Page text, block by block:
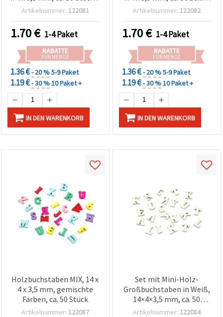
für Dekoration,
Projekte
Artikelnummer: 122081
1.70€ 1-4 Paket
RABATTE
FÜR MENGE
1.36 €- 20 %5-9 Paket
1.19 €- 30 %10 Paket +
IN DEN WARENKORB
für Deko, Basteln,
Kunstprojekte
Artikelnummer: 122082
1.70€ 1-4 Paket
RABATTE
FÜR MENGE
1.36 €- 20 %5-9 Paket
1.19 €- 30 %10 Paket +
IN DEN WARENKORB
Holzbuchstaben MIX, 14 x
4 x 3,5 mm, gemischte
Farben, ca. 50 Stück
Artikelnummer: 122087
Set mit Mini-Holz-
Großbuchstaben in Weiß,
14×4×3,5 mm, ca. 50
Stück, gemischt – für DIY,
Artikelnummer: 122084